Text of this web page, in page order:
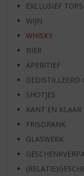
EXCLUSIEF
WIJN
WHISKY
BIER
APERITIEF
GEDISTILLEERD
SHOTJES
KANT EN KLAAR
FRISDRANK
GLASWERK